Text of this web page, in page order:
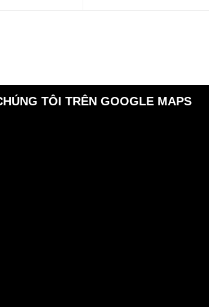
TÔI TRÊN GOOGLE MAPS